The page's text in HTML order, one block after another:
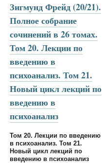
Зигмунд Фрейд (20/21).
Полное собрание
сочинений в 26 томах.
Том 20. Лекции по
введению в
психоанализ. Том 21.
Новый цикл лекций по
введению в
психоанализ
Том 20. Лекции по введению
в психоанализ. Том 21.
Новый цикл лекций по
введению в психоанализ